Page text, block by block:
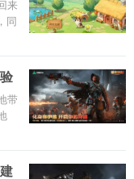
来
同
带
样